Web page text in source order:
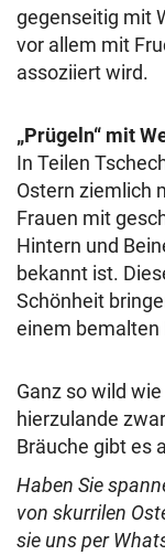
gegenseitig mit
vor allem mit
assoziiert wird.
„Prügeln“ mit
In Teilen
Ostern ziemlich
Frauen mit
Hintern und
bekannt ist.
Schönheit
einem bemalten
Ganz so wild
hierzulande
Bräuche gibt es
Haben Sie
von skurrilen
sie uns per